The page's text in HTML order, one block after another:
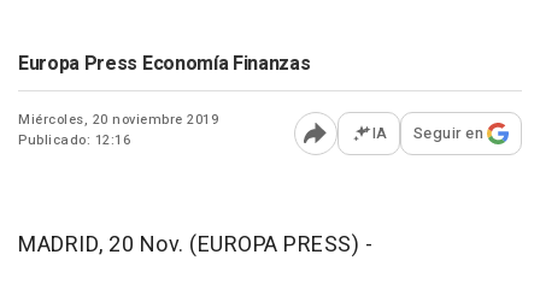
Europa Press Economía Finanzas
Miércoles, 20 noviembre 2019
Publicado: 12:16
Abrir opciones para
IA Seguir en
MADRID, 20 Nov. (EUROPA PRESS) -